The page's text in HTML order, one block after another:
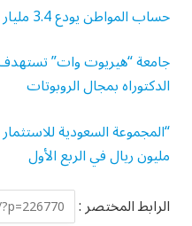
حساب المواطن يودع 3.4 مليار ريال دعم شهر مايو للمستفيدين
جامعة “هيريوت وات”
الدكتوراه بمجال الروبوتات
مليون ريال في الربع الأول
الرابط المختصر :